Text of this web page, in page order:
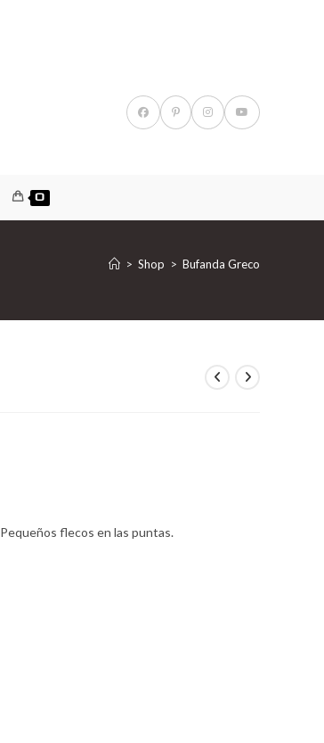
0
> Shop > Bufanda Greco
flecos en las puntas.